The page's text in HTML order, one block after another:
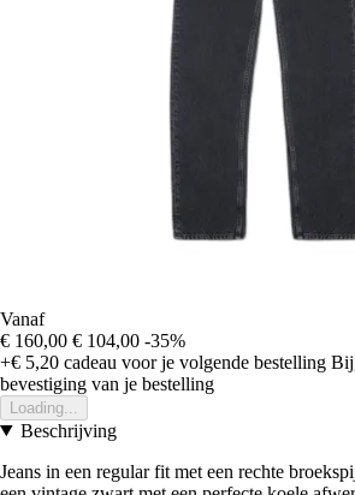
Vanaf
€ 160,00 € 104,00 -35%
+€ 5,20 cadeau voor je volgende bestelling
bevestiging van je bestelling
Loading...
Beschrijving
Jeans in een regular fit met een rechte